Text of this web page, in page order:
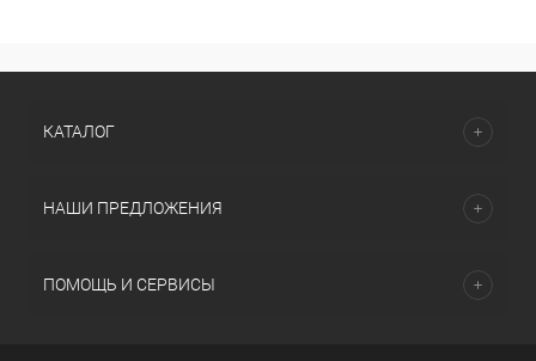
КАТАЛОГ
НАШИ ПРЕДЛОЖЕНИЯ
ПОМОЩЬ И СЕРВИСЫ